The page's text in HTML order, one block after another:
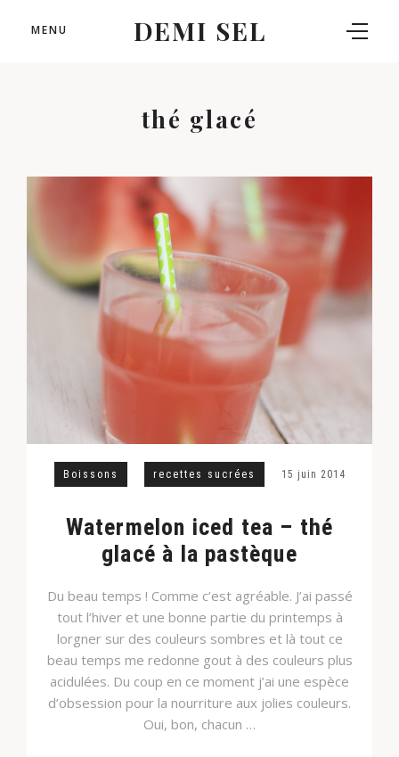
DEMI SEL
MENU
thé glacé
Boissons recettes sucrées 15 juin 2014
Watermelon iced tea – thé
glacé à la pastèque
Du beau temps ! Comme c’est agréable. J’ai passé
tout l’hiver et une bonne partie du printemps à
lorgner sur des couleurs sombres et là tout ce
beau temps me redonne gout à des couleurs plus
acidulées. Du coup en ce moment j’ai une espèce
d’obsession pour la nourriture aux jolies couleurs.
Oui, bon, chacun …